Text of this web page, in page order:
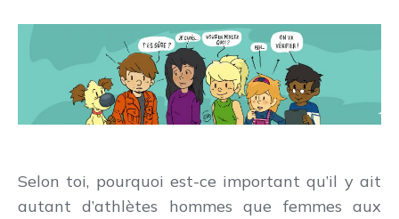
Selon toi, pourquoi est-ce important qu’il y ait
autant d’athlètes hommes que femmes aux